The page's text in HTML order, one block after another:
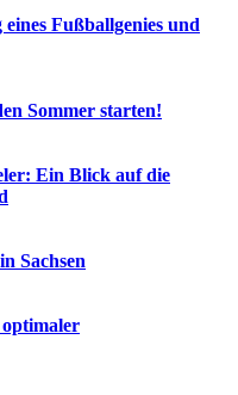
Fußballgenies und
Sommer starten!
Ein Blick auf die
Sachsen